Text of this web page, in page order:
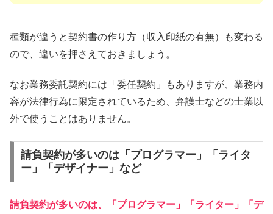
種類が違うと契約書の作り方（収入印紙の有無）も変わる
ので、違いを押さえておきましょう。
なお業務委託契約には「委任契約」もありますが、業務内
容が法律行為に限定されているため、弁護士などの士業以
外で使うことはありません。
請負契約が多いのは「プログラマー」「ライタ
ー」「デザイナー」など
請負契約が多いのは、「プログラマー」「ライター」「デ